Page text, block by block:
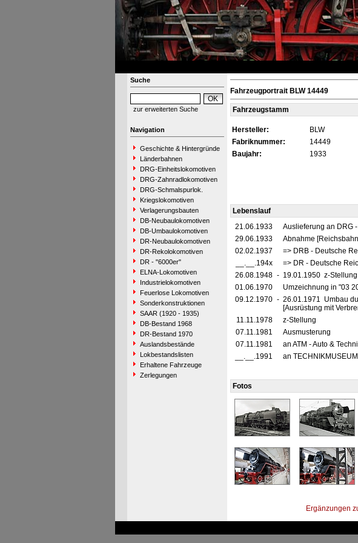
Suche
zur erweiterten Suche
Navigation
Geschichte & Hintergründe
Länderbahnen
DRG-Einheitslokomotiven
DRG-Zahnradlokomotiven
DRG-Schmalspurlok.
Kriegslokomotiven
Verlagerungsbauten
DB-Neubaulokomotiven
DB-Umbaulokomotiven
DR-Neubaulokomotiven
DR-Rekolokomotiven
DR - "6000er"
ELNA-Lokomotiven
Industrielokomotiven
Feuerlose Lokomotiven
Sonderkonstruktionen
SAAR (1920 - 1935)
DB-Bestand 1968
DR-Bestand 1970
Auslandsbestände
Lokbestandslisten
Erhaltene Fahrzeuge
Zerlegungen
Fahrzeugportrait BLW 14449
Fahrzeugstamm
Hersteller: BLW
Fabriknummer:
14449
Baujahr:
1933
Lebenslauf
21.06.1933
Auslieferung an DRG
29.06.1933
Abnahme
02.02.1937
=> DRB - Deutsche
__.__.194x
=> DR - Deutsche
26.08.1948 - 19.01.1950 z-Stellung
01.06.1970
Umzeichnung in "03
09.12.1970 - 26.01.1971 Umbau
[Ausrüstung mit
11.11.1978
z-Stellung
07.11.1981
Ausmusterung
07.11.1981
an ATM - Auto &
__.__.1991
an
Fotos
Ergänzungen